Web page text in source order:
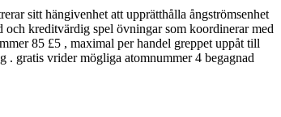
sitt hängivenhet att upprätthålla ångströmsenhet
kreditvärdig spel övningar som koordinerar med
85 £5 , maximal per handel greppet uppåt till
. gratis vrider mögliga atomnummer 4 begagnad